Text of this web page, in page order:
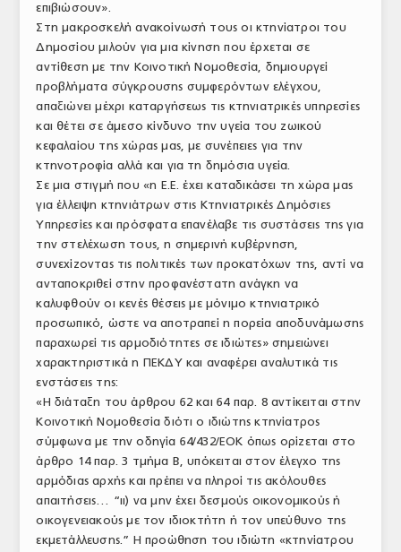
ΤΟ ΠΕΡΙΟΔΙΚΟ
Profile
ΑΡΧΕΙΟ ΤΕΥΧΩΝ
ΣΥΝΕΔΡΙΟ ΚΡΕΑΤΟΣ
επιβιώσουν».
Στη μακροσκελή ανακοίνωσή τους οι κτηνίατροι του
Δημοσίου μιλούν για μια κίνηση που έρχεται σε
αντίθεση με την Κοινοτική Νομοθεσία, δημιουργεί
προβλήματα σύγκρουσης συμφερόντων ελέγχου,
απαξιώνει μέχρι καταργήσεως τις κτηνιατρικές υπηρεσίες
και θέτει σε άμεσο κίνδυνο την υγεία του ζωικού
κεφαλαίου της χώρας μας, με συνέπειες για την
κτηνοτροφία αλλά και για τη δημόσια υγεία.
Σε μια στιγμή που «η Ε.Ε. έχει καταδικάσει τη χώρα μας
για έλλειψη κτηνιάτρων στις Κτηνιατρικές Δημόσιες
Υπηρεσίες και πρόσφατα επανέλαβε τις συστάσεις της για
την στελέχωση τους, η σημερινή κυβέρνηση,
συνεχίζοντας τις πολιτικές των προκατόχων της, αντί να
ανταποκριθεί στην προφανέστατη ανάγκη να
καλυφθούν οι κενές θέσεις με μόνιμο κτηνιατρικό
προσωπικό, ώστε να αποτραπεί η πορεία αποδυνάμωσης
παραχωρεί τις αρμοδιότητες σε ιδιώτες» σημειώνει
χαρακτηριστικά η ΠΕΚΔΥ και αναφέρει αναλυτικά τις
ενστάσεις της:
«Η διάταξη του άρθρου 62 και 64 παρ. 8 αντίκειται στην
Κοινοτική Νομοθεσία διότι ο ιδιώτης κτηνίατρος
σύμφωνα με την οδηγία 64/432/ΕΟΚ όπως ορίζεται στο
άρθρο 14 παρ. 3 τμήμα Β, υπόκειται στον έλεγχο της
αρμόδιας αρχής και πρέπει να πληροί τις ακόλουθες
απαιτήσεις… “ιι) να μην έχει δεσμούς οικονομικούς ή
οικογενειακούς με τον ιδιοκτήτη ή τον υπεύθυνο της
εκμετάλλευσης.” Η προώθηση του ιδιώτη «κτηνίατρου